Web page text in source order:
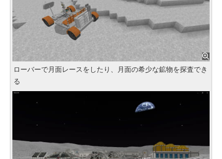
ローバーで月面レースをしたり、月面の希少な鉱物を探査でき
る